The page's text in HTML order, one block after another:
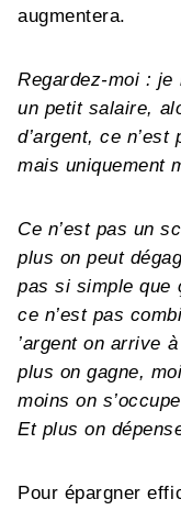
augmentera.
Regardez-moi : je
un petit salaire,
d’argent, ce
mais uniquement
Ce n’est pas un
plus on peut
pas si simple que
ce n’est pas
’argent on arrive
plus on gagne,
moins on
Et plus on
Pour épargner